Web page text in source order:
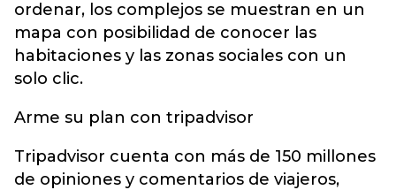
ordenar, los complejos se muestran en un
mapa con posibilidad de conocer las
habitaciones y las zonas sociales con un
solo clic.
Arme su plan con tripadvisor
Tripadvisor cuenta con más de 150 millones
de opiniones y comentarios de viajeros,